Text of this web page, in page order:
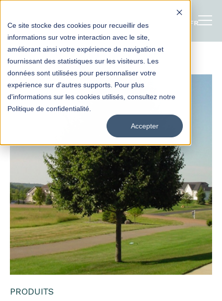
Ce site stocke des cookies pour recueillir des
informations sur votre interaction avec le site,
améliorant ainsi votre expérience de navigation et
fournissant des statistiques sur les visiteurs. Les
données sont utilisées pour personnaliser votre
expérience sur d'autres supports. Pour plus
d'informations sur les cookies utilisés, consultez notre
Politique de confidentialité.
Accepter
PRODUITS